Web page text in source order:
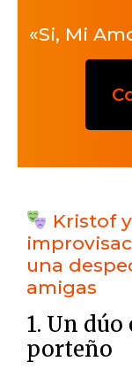
«Si, Mi
Kristof
una
amigas
1. Un
porteño